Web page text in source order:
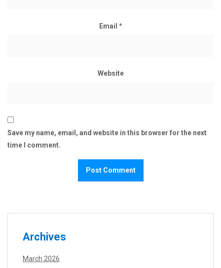
Email *
Website
Save my name, email, and website in this browser for the next
time I comment.
Archives
March 2026